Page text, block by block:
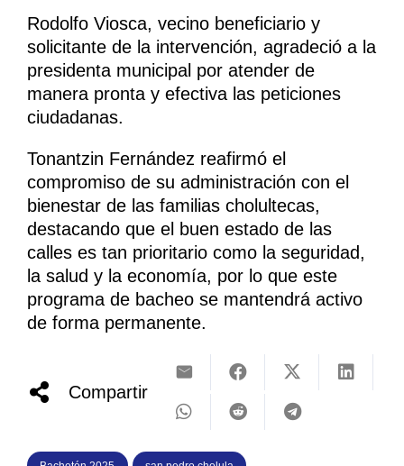
Rodolfo Viosca, vecino beneficiario y
solicitante de la intervención, agradeció a la
presidenta municipal por atender de
manera pronta y efectiva las peticiones
ciudadanas.
Tonantzin Fernández reafirmó el
compromiso de su administración con el
bienestar de las familias cholultecas,
destacando que el buen estado de las
calles es tan prioritario como la seguridad,
la salud y la economía, por lo que este
programa de bacheo se mantendrá activo
de forma permanente.
Compartir